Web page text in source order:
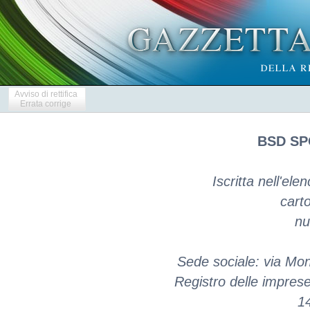
Avviso di rettifica
Errata corrige
BSD
Iscritta
Sede sociale: via
Registro delle